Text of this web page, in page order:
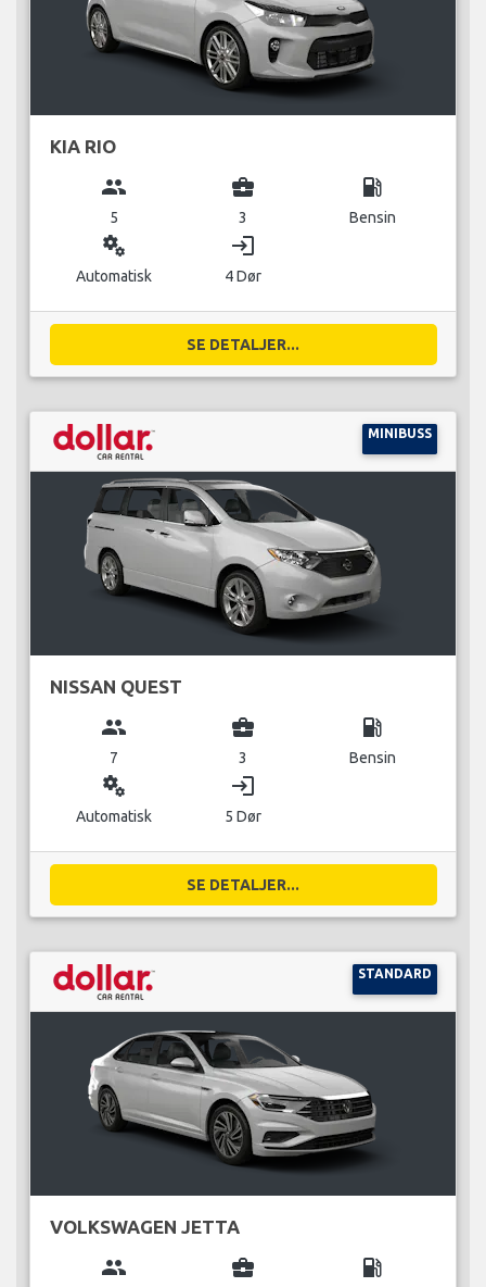
KIA RIO
group
5
business_center
3
local_gas_station
Bensin
miscellaneous_services
Automatisk
login
4 Dør
SE DETALJER...
MINIBUSS
NISSAN QUEST
group
7
business_center
3
local_gas_station
Bensin
miscellaneous_services
Automatisk
login
5 Dør
SE DETALJER...
STANDARD
VOLKSWAGEN JETTA
group business_center local_gas_station